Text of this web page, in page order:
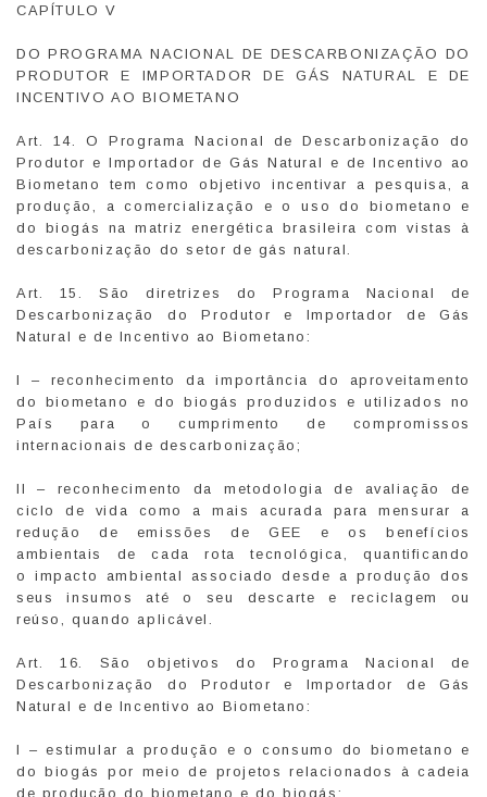
CAPÍTULO V
DO PROGRAMA NACIONAL DE DESCARBONIZAÇÃO DO
PRODUTOR E IMPORTADOR DE GÁS NATURAL E DE
INCENTIVO AO BIOMETANO
Art. 14. O Programa Nacional de Descarbonização do
Produtor e Importador de Gás Natural e de Incentivo ao
Biometano tem como objetivo incentivar a pesquisa, a
produção, a comercialização e o uso do biometano e
do biogás na matriz energética brasileira com vistas à
descarbonização do setor de gás natural.
Art. 15. São diretrizes do Programa Nacional de
Descarbonização do Produtor e Importador de Gás
Natural e de Incentivo ao Biometano:
I – reconhecimento da importância do aproveitamento
do biometano e do biogás produzidos e utilizados no
País para o cumprimento de compromissos
internacionais de descarbonização;
II – reconhecimento da metodologia de avaliação de
ciclo de vida como a mais acurada para mensurar a
redução de emissões de GEE e os benefícios
ambientais de cada rota tecnológica, quantificando
o impacto ambiental associado desde a produção dos
seus insumos até o seu descarte e reciclagem ou
reúso, quando aplicável.
Art. 16. São objetivos do Programa Nacional de
Descarbonização do Produtor e Importador de Gás
Natural e de Incentivo ao Biometano:
I – estimular a produção e o consumo do biometano e
do biogás por meio de projetos relacionados à cadeia
de produção do biometano e do biogás;